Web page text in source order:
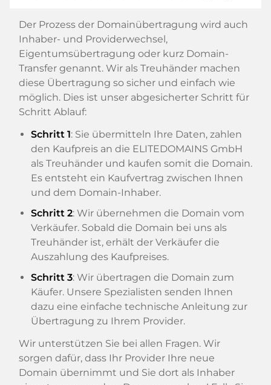
Der Prozess der Domainübertragung wird auch
Inhaber- und Providerwechsel,
Eigentumsübertragung oder kurz Domain-
Transfer genannt. Wir als Treuhänder machen
diese Übertragung so sicher und einfach wie
möglich. Dies ist unser abgesicherter Schritt für
Schritt Ablauf:
Schritt 1: Sie übermitteln Ihre Daten, zahlen
den Kaufpreis an die ELITEDOMAINS GmbH
als Treuhänder und kaufen somit die Domain.
Es entsteht ein Kaufvertrag zwischen Ihnen
und dem Domain-Inhaber.
Schritt 2: Wir übernehmen die Domain vom
Verkäufer. Sobald die Domain bei uns als
Treuhänder ist, erhält der Verkäufer die
Auszahlung des Kaufpreises.
Schritt 3: Wir übertragen die Domain zum
Käufer. Unsere Spezialisten senden Ihnen
dazu eine einfache technische Anleitung zur
Übertragung zu Ihrem Provider.
Wir unterstützen Sie bei allen Fragen. Wir
sorgen dafür, dass Ihr Provider Ihre neue
Domain übernimmt und Sie dort als Inhaber